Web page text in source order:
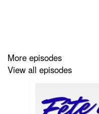
More episodes
View all episodes